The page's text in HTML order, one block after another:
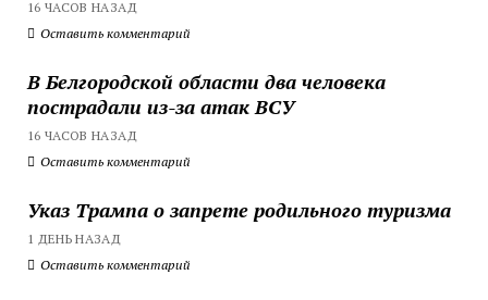
16 ЧАСОВ НАЗАД
Оставить комментарий
В Белгородской области два человека
пострадали из-за атак ВСУ
16 ЧАСОВ НАЗАД
Оставить комментарий
Указ Трампа о запрете родильного туризма
1 ДЕНЬ НАЗАД
Оставить комментарий